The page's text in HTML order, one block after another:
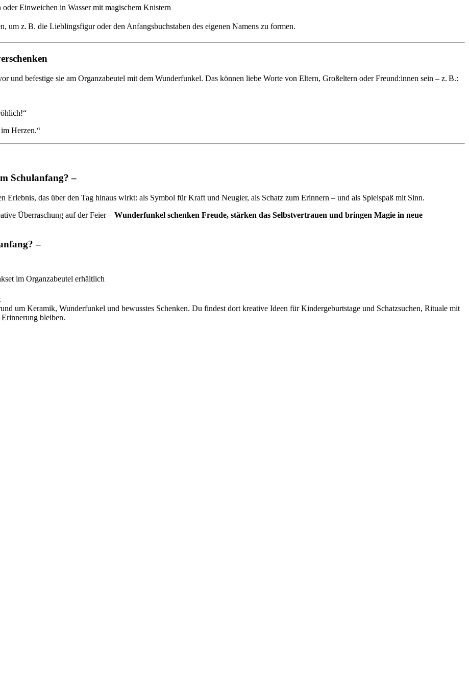
Einweichen in Wasser mit magischem Knistern
um z. B. die Lieblingsfigur oder den Anfangsbuchstaben des eigenen Namens zu formen.
und befestige sie am Organzabeutel mit dem Wunderfunkel. Das können liebe Worte von Eltern, Großeltern oder Freund:innen sein – z. B.:
Herzen.“
Schulanfang? –
Erlebnis, das über den Tag hinaus wirkt: als Symbol für Kraft und Neugier, als Schatz zum Erinnern – und als Spielspaß mit Sinn.
Überraschung auf der Feier – Wunderfunkel schenken Freude, stärken das Selbstvertrauen und bringen Magie in neue
–
im Organzabeutel erhältlich
um Keramik, Wunderfunkel und bewusstes Schenken. Du findest dort kreative Ideen für Kindergeburtstage und Schatzsuchen, Rituale mit
bleiben.